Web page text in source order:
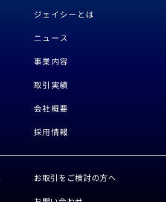
ジェイシーとは
ニュース
事業内容
取引実績
会社概要
採用情報
お取引をご検討の方へ